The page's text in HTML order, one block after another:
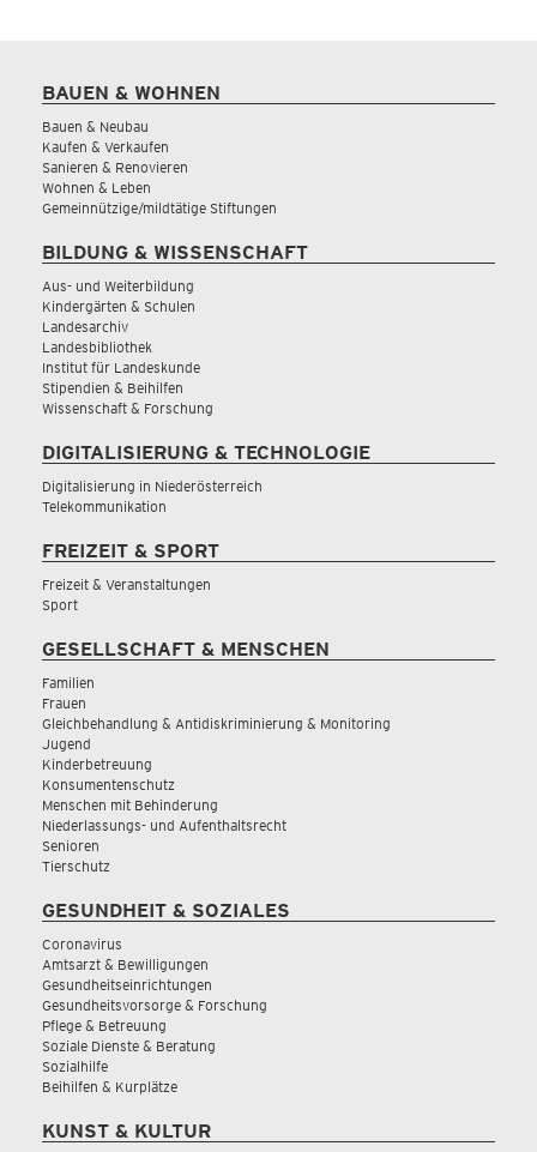
BAUEN & WOHNEN
Bauen & Neubau
Kaufen & Verkaufen
Sanieren & Renovieren
Wohnen & Leben
Gemeinnützige/mildtätige Stiftungen
BILDUNG & WISSENSCHAFT
Aus- und Weiterbildung
Kindergärten & Schulen
Landesarchiv
Landesbibliothek
Institut für Landeskunde
Stipendien & Beihilfen
Wissenschaft & Forschung
DIGITALISIERUNG & TECHNOLOGIE
Digitalisierung in Niederösterreich
Telekommunikation
FREIZEIT & SPORT
Freizeit & Veranstaltungen
Sport
GESELLSCHAFT & MENSCHEN
Familien
Frauen
Gleichbehandlung & Antidiskriminierung & Monitoring
Jugend
Kinderbetreuung
Konsumentenschutz
Menschen mit Behinderung
Niederlassungs- und Aufenthaltsrecht
Senioren
Tierschutz
GESUNDHEIT & SOZIALES
Coronavirus
Amtsarzt & Bewilligungen
Gesundheitseinrichtungen
Gesundheitsvorsorge & Forschung
Pflege & Betreuung
Soziale Dienste & Beratung
Sozialhilfe
Beihilfen & Kurplätze
KUNST & KULTUR